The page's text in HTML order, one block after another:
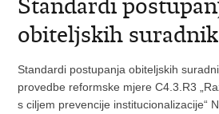
obiteljskih
Standardi postupanja obiteljskih
provedbe reformske mjere C4.3.R3
s ciljem prevencije institucionalizacije“